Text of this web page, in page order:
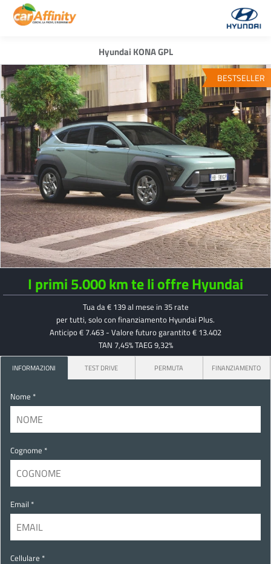
Hyundai KONA GPL
BESTSELLER
I primi 5.000 km te li offre Hyundai
Tua da € 139 al mese in 35 rate
per tutti, solo con finanziamento Hyundai Plus.
Anticipo € 7.463 - Valore futuro garantito € 13.402
TAN 7,45% TAEG 9,32%
INFORMAZIONI TEST DRIVE PERMUTA FINANZIAMENTO
Nome *
Cognome *
Email *
Cellulare *